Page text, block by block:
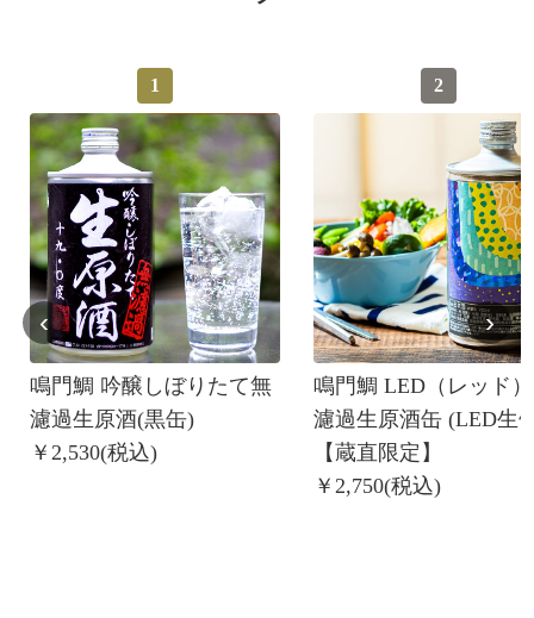
‹
1
鳴門鯛 吟醸しぼりたて無
濾過生原酒(黒缶)
￥2,530(税込)
2
鳴門鯛 LED（レッド
濾過生原酒缶 (LED生
【蔵直限定】
￥2,750(税込)
›